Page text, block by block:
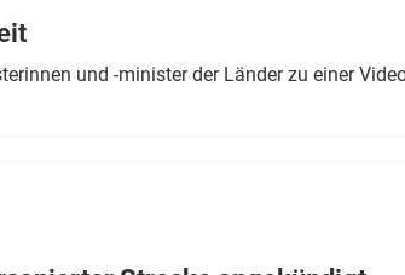
und -minister der Länder zu einer